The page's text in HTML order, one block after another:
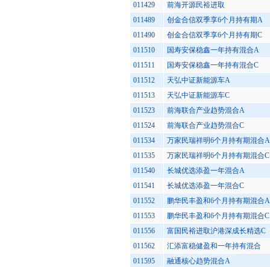
011429
前海开源民裕进取
011489
创金合信双季享6个月持有期A
011490
创金合信双季享6个月持有期C
011510
国寿安保稳鑫一年持有混合A
011511
国寿安保稳鑫一年持有混合C
011512
天弘中证新能源车A
011513
天弘中证新能源车C
011523
前海联合产业趋势混合A
011524
前海联合产业趋势混合C
011534
万家民瑞祥明6个月持有期混合A
011535
万家民瑞祥明6个月持有期混合C
011540
长城优选添盈一年混合A
011541
长城优选添盈一年混合C
011552
鹏华民丰盈和6个月持有期混合A
011553
鹏华民丰盈和6个月持有期混合C
011556
富国民裕进取沪港深成长精选C
011562
汇添富稳健盈和一年持有混合
011595
融通核心趋势混合A